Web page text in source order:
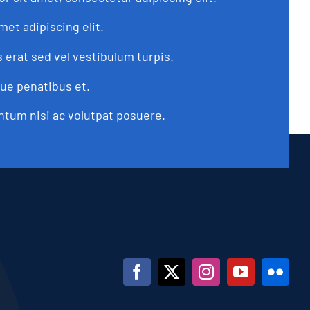
adipiscing elit.
erat sed vel vestibulum turpis.
penatibus et.
nisi ac volutpat posuere.